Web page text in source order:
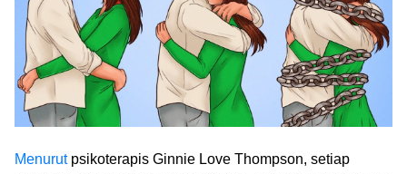
Menurutpsikoterapis Ginnie Love Thompson, setiap